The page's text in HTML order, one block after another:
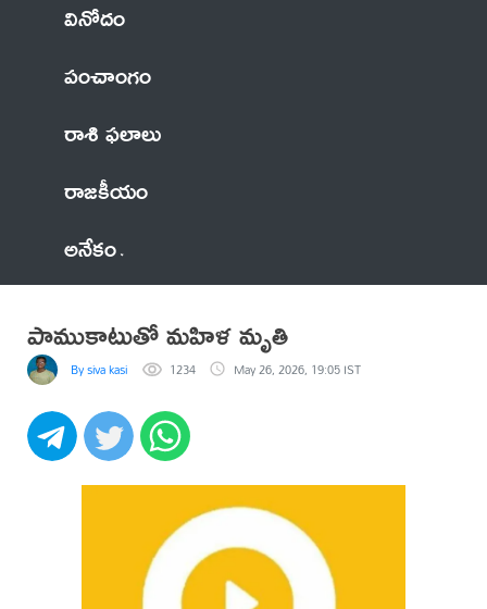
వినోదం
పంచాంగం
రాశి ఫలాలు
రాజకీయం
అనేకం
పాముకాటుతో మహిళ మృతి
By siva kasi 1234 May 26, 2026, 19:05 IST